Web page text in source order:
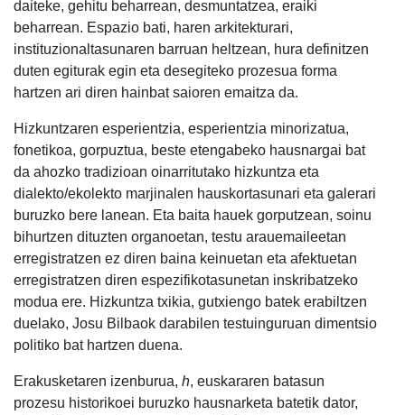
daiteke, gehitu beharrean, desmuntatzea, eraiki
beharrean. Espazio bati, haren arkitekturari,
instituzionaltasunaren barruan heltzean, hura definitzen
duten egiturak egin eta desegiteko prozesua forma
hartzen ari diren hainbat saioren emaitza da.
Hizkuntzaren esperientzia, esperientzia minorizatua,
fonetikoa, gorpuztua, beste etengabeko hausnargai bat
da ahozko tradizioan oinarritutako hizkuntza eta
dialekto/ekolekto marjinalen hauskortasunari eta galerari
buruzko bere lanean. Eta baita hauek gorputzean, soinu
bihurtzen dituzten organoetan, testu arauemaileetan
erregistratzen ez diren baina keinuetan eta afektuetan
erregistratzen diren espezifikotasunetan inskribatzeko
modua ere. Hizkuntza txikia, gutxiengo batek erabiltzen
duelako, Josu Bilbaok darabilen testuinguruan dimentsio
politiko bat hartzen duena.
Erakusketaren izenburua, h, euskararen batasun
prozesu historikoei buruzko hausnarketa batetik dator,